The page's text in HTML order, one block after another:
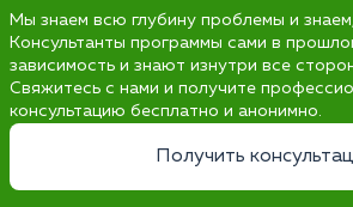
Мы знаем всю глубину проблемы и
Консультанты программы сами в
зависимость и знают изнутри все
Свяжитесь с нами и получите
консультацию бесплатно и анонимно.
Получить